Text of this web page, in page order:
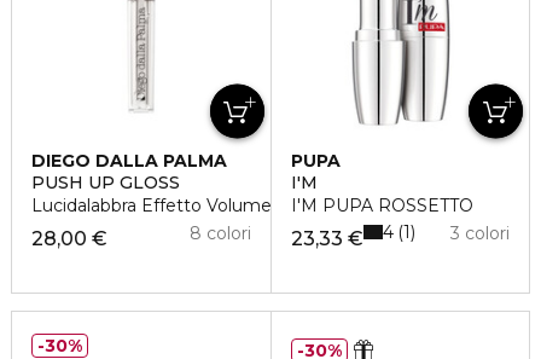
DIEGO DALLA PALMA
PUSH UP GLOSS
Lucidalabbra Effetto Volume
28,00 € 8 colori
PUPA
I'M
I'M PUPA ROSSETTO
23,33 € 3 colori
4 1
30% 30%